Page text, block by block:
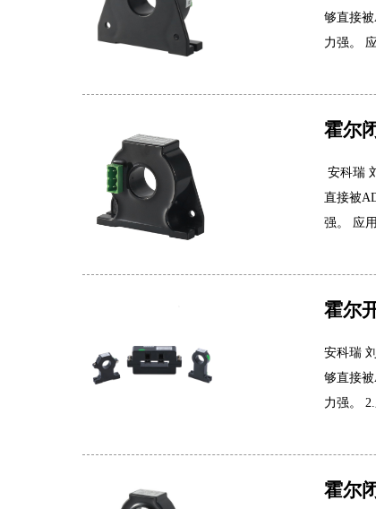
够直接
力强。
霍尔
安科瑞
直接被
强。 应
霍尔
安科瑞
够直接
力强。
霍尔